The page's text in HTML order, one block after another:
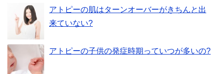
アトピーの肌はターンオーバーがきちんと出
来ていない?
アトピーの子供の発症時期っていつが多いの?